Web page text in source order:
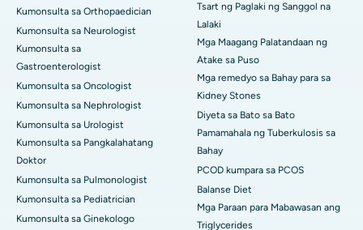
Kumonsulta sa Orthopaedician
Kumonsulta sa Neurologist
Kumonsulta sa
Gastroenterologist
Kumonsulta sa Oncologist
Kumonsulta sa Nephrologist
Kumonsulta sa Urologist
Kumonsulta sa Pangkalahatang
Doktor
Kumonsulta sa Pulmonologist
Kumonsulta sa Pediatrician
Kumonsulta sa Ginekologo
Tsart ng Paglaki ng Sanggol na
Lalaki
Mga Maagang Palatandaan ng
Atake sa Puso
Mga remedyo sa Bahay para sa
Kidney Stones
Diyeta sa Bato sa Bato
Pamamahala ng Tuberkulosis sa
Bahay
PCOD kumpara sa PCOS
Balanse Diet
Mga Paraan para Mabawasan ang
Triglycerides